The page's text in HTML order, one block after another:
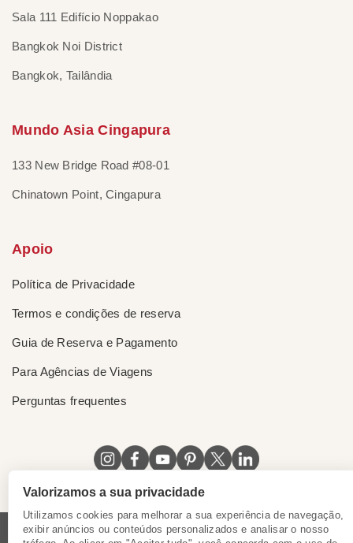
Sala 111 Edifício Noppakao
Bangkok Noi District
Bangkok, Tailândia
Mundo Asia Cingapura
133 New Bridge Road #08-01
Chinatown Point, Cingapura
Apoio
Política de Privacidade
Termos e condições de reserva
Guia de Reserva e Pagamento
Para Agências de Viagens
Perguntas frequentes
Valorizamos a sua privacidade
Utilizamos cookies para melhorar a sua experiência de navegação,
exibir anúncios ou conteúdos personalizados e analisar o nosso